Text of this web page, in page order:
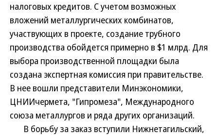
налоговых кредитов. С учетом возможных
вложений металлургических комбинатов,
участвующих в проекте, создание трубного
производства обойдется примерно в $1 млрд. Для
выбора производственной площадки была
создана экспертная комиссия при правительстве.
В нее вошли представители Минэкономики,
ЦНИИчермета, "Гипромеза", Международного
союза металлургов и ряда других организаций.
В борьбу за заказ вступили Нижнетагильский,